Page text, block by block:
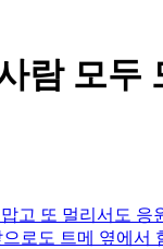
람 모두
고 또 멀리서도 응
로도 트메 옆에서